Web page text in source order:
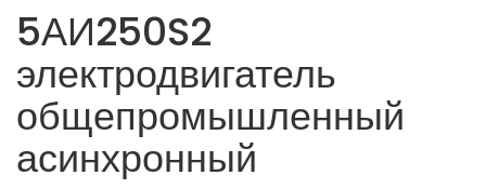
5АИ250S2
электродвигатель
общепромышленный
асинхронный